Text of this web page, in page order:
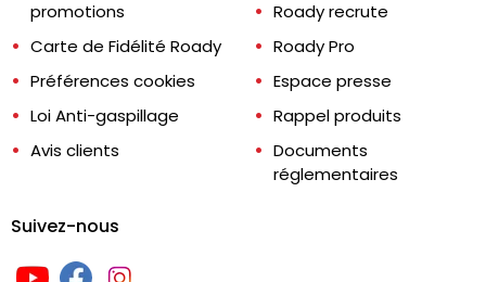
promotions
Carte de Fidélité Roady
Préférences cookies
Loi Anti-gaspillage
Avis clients
Roady recrute
Roady Pro
Espace presse
Rappel produits
Documents
réglementaires
Suivez-nous